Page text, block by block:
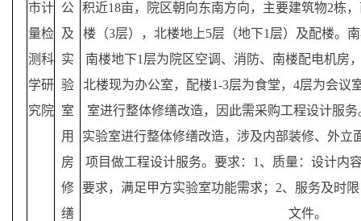
市计
量检
测科
学研
究院
公
及
实
验
室
用
房
修
缮
积近18亩，院区朝向东南方向，主要建筑物2栋
楼（3层），北楼地上5层（地下1层）及配楼。
南楼地下1层为院区空调、消防、南楼配电机房
北楼现为办公室，配楼1-3层为食堂，4层为会议
室进行整体修缮改造，因此需采购工程设计服
实验室进行整体修缮改造，涉及内部装修、外立
项目做工程设计服务。要求：1、质量：设计内
要求，满足甲方实验室功能需求；2、服务及时
文件。